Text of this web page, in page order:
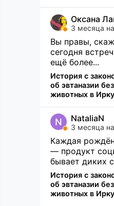
Оксана
3 месяца
Вы правы,
сегодня
ещё более...
История с
об эвтаназии
животных в
N NataliaN
3 месяца
Каждая
— продукт
бывает диких
История с
об эвтаназии
животных в